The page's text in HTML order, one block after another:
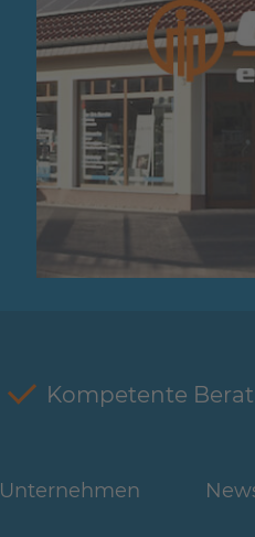
Kompetente
Unternehmen